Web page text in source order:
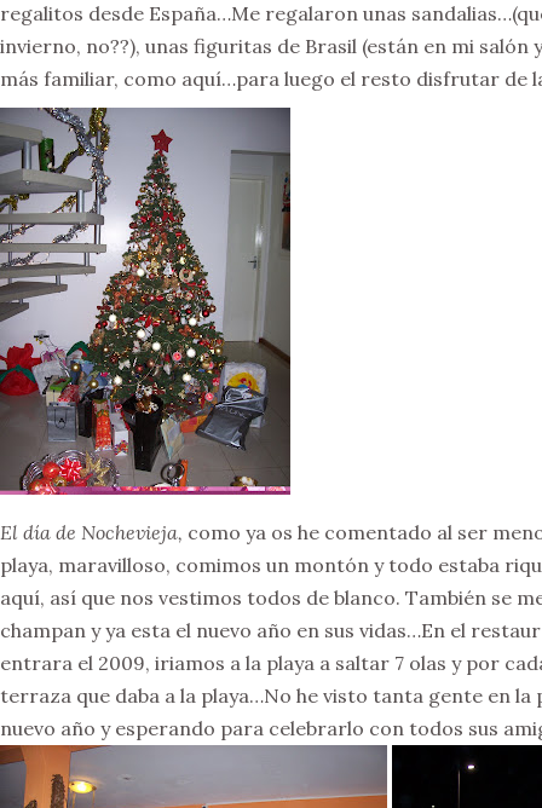
regalitos desde España…Me regalaron unas
invierno, no??), unas figuritas de Brasil (están en mi
más familiar, como aquí…para luego el resto disfrutar de
El día de Nochevieja, como ya os he comentado al ser
playa, maravilloso, comimos un montón y todo estaba
aquí, así que nos vestimos todos de blanco. También se
champan y ya esta el nuevo año en sus vidas…En el
entrara el 2009, iriamos a la playa a saltar 7 olas y por
terraza que daba a la playa…No he visto tanta gente en
nuevo año y esperando para celebrarlo con todos sus